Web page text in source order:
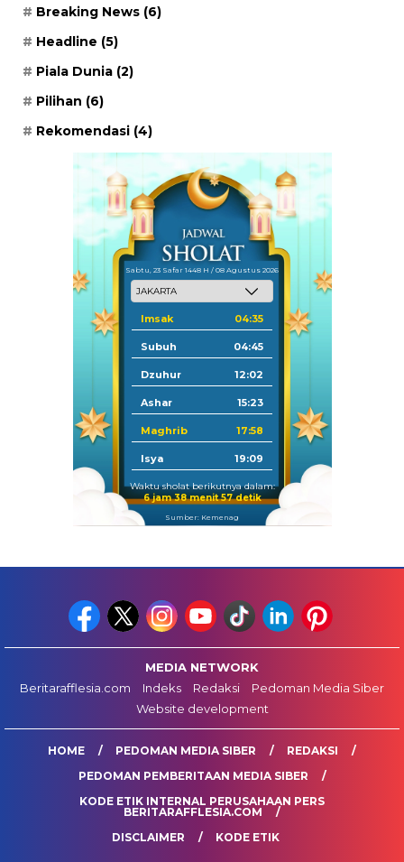
Breaking News (6)
Headline (5)
Piala Dunia (2)
Pilihan (6)
Rekomendasi (4)
Sabtu, 23 Safar 1448 H / 08 Agustus 2026
Imsak 04:35
Subuh 04:45
Dzuhur 12:02
Ashar 15:23
Maghrib 17:58
Isya 19:09
Waktu sholat berikutnya dalam:
6 jam 38 menit 57 detik
Sumber: Kemenag
MEDIA NETWORK
Beritarafflesia.com
Indeks Redaksi
Pedoman Media Siber
Website development
HOME PEDOMAN MEDIA SIBER
REDAKSI
PEDOMAN PEMBERITAAN MEDIA SIBER
KODE ETIK INTERNAL PERUSAHAAN PERS
BERITARAFFLESIA.COM
DISCLAIMER
KODE ETIK